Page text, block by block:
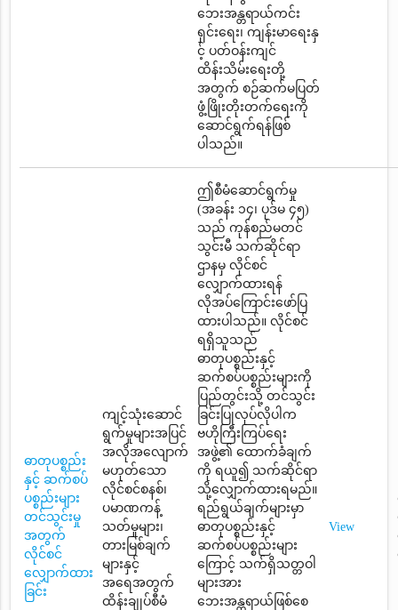
ဘေးအန္တရာယ်ကင်း
ရှင်းရေး၊ ကျန်းမာရေးနှ
င့် ပတ်ဝန်းကျင်
ထိန်းသိမ်းရေးတို့
အတွက် စဉ်ဆက်မပြတ်
ဖွံ့ဖြိုးတိုးတက်ရေးကို
ဆောင်ရွက်ရန်ဖြစ်
ပါသည်။
ဓာတုပစ္စည်း
နှင့် ဆက်စပ်
ပစ္စည်းများ
တင်သွင်းမှု
အတွက်
လိုင်စင်
လျှောက်ထား
ခြင်း
ကျင့်သုံးဆောင်
ရွက်မှုများအပြင်
အလိုအလျောက်
မဟုတ်သော
လိုင်စင်စနစ်၊
ပမာဏကန့်
သတ်မှုများ၊
တားမြစ်ချက်
များနှင့်
အရေအတွက်
ထိန်းချုပ်စီမံ
ဤစီမံဆောင်ရွက်မှု
(အခန်း ၁၄၊ ပုဒ်မ ၄၅)
သည် ကုန်စည်မတင်
သွင်းမီ သက်ဆိုင်ရာ
ဌာနမှ လိုင်စင်
လျှောက်ထားရန်
လိုအပ်ကြောင်းဖော်ပြ
ထားပါသည်။ လိုင်စင်
ရရှိသူသည်
ဓာတုပစ္စည်းနှင့်
ဆက်စပ်ပစ္စည်းများကို
ပြည်တွင်းသို့ တင်သွင်း
ခြင်းပြုလုပ်လိုပါက
ဗဟိုကြီးကြပ်ရေး
အဖွဲ့၏ ထောက်ခံချက်
ကို ရယူ၍ သက်ဆိုင်ရာ
သို့လျှောက်ထားရမည်။
ရည်ရွယ်ချက်များမှာ
ဓာတုပစ္စည်းနှင့်
ဆက်စပ်ပစ္စည်းများ
ကြောင့် သက်ရှိသတ္တဝါ
များအား
ဘေးအန္တရာယ်ဖြစ်စေ
View